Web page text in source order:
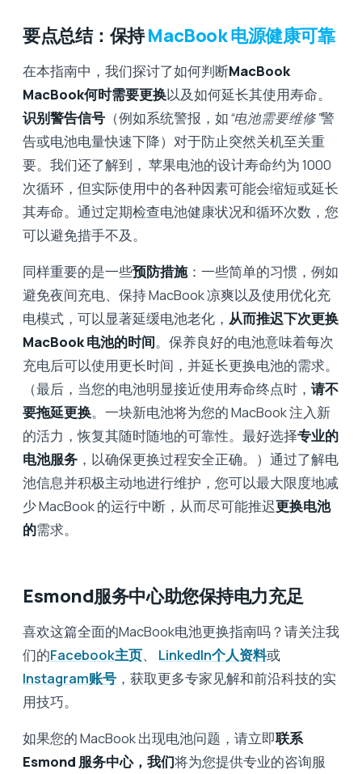
要点总结：保持MacBook 电源健康可靠
在本指南中，我们探讨了如何判断MacBook
MacBook何时需要更换以及如何延长其使用寿命。
识别警告信号 （例如系统警报，如“电池需要维修”警
告或电池电量快速下降）对于防止突然关机至关重
要。我们还了解到， 苹果电池的设计寿命约为 1000
次循环，但实际使用中的各种因素可能会缩短或延长
其寿命。通过定期检查电池健康状况和循环次数，您
可以避免措手不及。
同样重要的是一些预防措施：一些简单的习惯，例如
避免夜间充电、保持 MacBook 凉爽以及使用优化充
电模式，可以显著延缓电池老化， 从而推迟下次更换
MacBook 电池的时间。保养良好的电池意味着每次
充电后可以使用更长时间，并延长更换电池的需求。
（最后，当您的电池明显接近使用寿命终点时， 请不
要拖延更换。一块新电池将为您的 MacBook 注入新
的活力，恢复其随时随地的可靠性。最好选择专业的
电池服务 ，以确保更换过程安全正确。）通过了解电
池信息并积极主动地进行维护，您可以最大限度地减
少 MacBook 的运行中断，从而尽可能推迟更换电池
的需求。
Esmond服务中心助您保持电力充足
喜欢这篇全面的MacBook电池更换指南吗？请关注我
们的Facebook主页、 LinkedIn个人资料或
Instagram账号 ，获取更多专家见解和前沿科技的实
用技巧。
如果您的 MacBook 出现电池问题，请立即联系
Esmond 服务中心，我们将为您提供专业的咨询服